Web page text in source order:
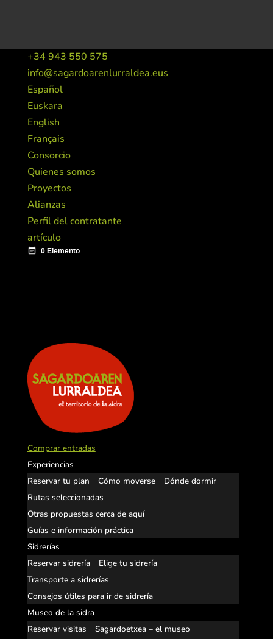
+34 943 550 575
info@sagardoarenlurraldea.eus
Español
Euskara
English
Français
Consorcio
Quienes somos
Proyectos
Alianzas
Perfil del contratante
artículo
Comprar entradas
Experiencias
Reservar tu plan
Cómo moverse
Dónde dormir
Rutas seleccionadas
Otras propuestas cerca de aquí
Guías e información práctica
Sidrerías
Reservar sidrería
Elige tu sidrería
Transporte a sidrerías
Consejos útiles para ir de sidrería
Museo de la sidra
Reservar visitas
Sagardoetxea – el museo